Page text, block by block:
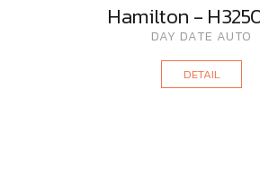
Hamilton -
DAY DATE AUTO
DETAIL